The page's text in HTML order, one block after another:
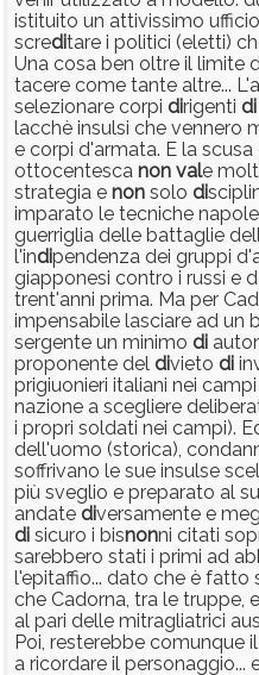
istituito un attivissimo
screditare i politici (eletti)
Una cosa ben oltre il limite
tacere come tante altre...
selezionare corpi dirigenti di
lacchè insulsi che vennero
e corpi d'armata. E la scusa
ottocentesca non vale
strategia e non solo di
imparato le tecniche
guerriglia delle battaglie
l'indipendenza dei gruppi
giapponesi contro i russi e
trent'anni prima. Ma per
impensabile lasciare ad un
sergente un minimo di
proponente del divieto di
prigiuonieri italiani nei
nazione a scegliere
i propri soldati nei campi).
dell'uomo (storica),
soffrivano le sue insulse
più sveglio e preparato al
andate diversamente e
di sicuro i bisnonni citati
sarebbero stati i primi ad
l'epitaffio... dato che è
che Cadorna, tra le truppe,
al pari delle mitragliatrici
Poi, resterebbe comunque
a ricordare il personaggio...